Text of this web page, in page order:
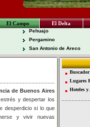
El Campo El Delta
Pehuajo
Pergamino
San Antonio de Areco
de Buenos Aires
y despertar los
desperdicio si lo que
y vivir nuevas
Lugares
Hoteles y